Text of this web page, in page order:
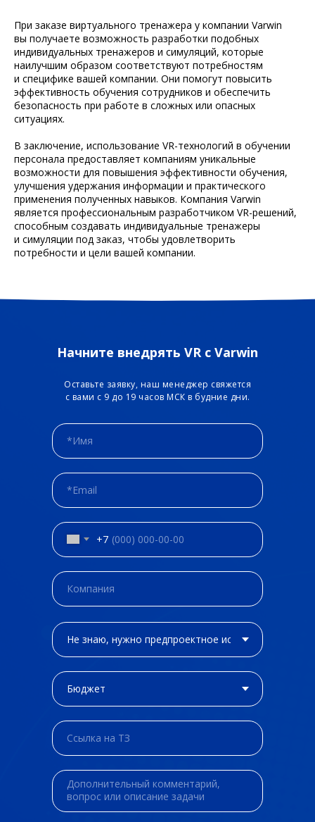
При заказе виртуального тренажера у компании Varwin
вы получаете возможность разработки подобных
индивидуальных тренажеров и симуляций, которые
наилучшим образом соответствуют потребностям
и специфике вашей компании. Они помогут повысить
эффективность обучения сотрудников и обеспечить
безопасность при работе в сложных или опасных
ситуациях.
В заключение, использование VR-технологий в обучении
персонала предоставляет компаниям уникальные
возможности для повышения эффективности обучения,
улучшения удержания информации и практического
применения полученных навыков. Компания Varwin
является профессиональным разработчиком VR-решений,
способным создавать индивидуальные тренажеры
и симуляции под заказ, чтобы удовлетворить
потребности и цели вашей компании.
Начните внедрять VR с Varwin
Оставьте заявку, наш менеджер свяжется
с вами с 9 до 19 часов МСК в будние дни.
+7